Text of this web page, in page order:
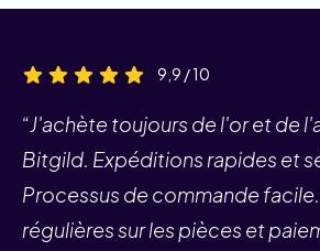
9,9 / 10
“J'achète toujours de l'or et de
Bitgild. Expéditions rapides et
Processus de commande facile.
régulières sur les pièces et